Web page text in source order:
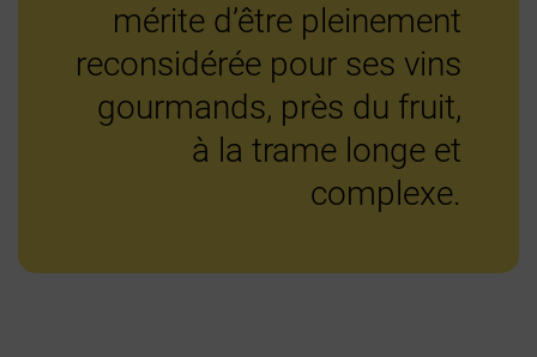
mérite d’être pleinement
reconsidérée pour ses vins
gourmands, près du fruit,
à la trame longe et
complexe.